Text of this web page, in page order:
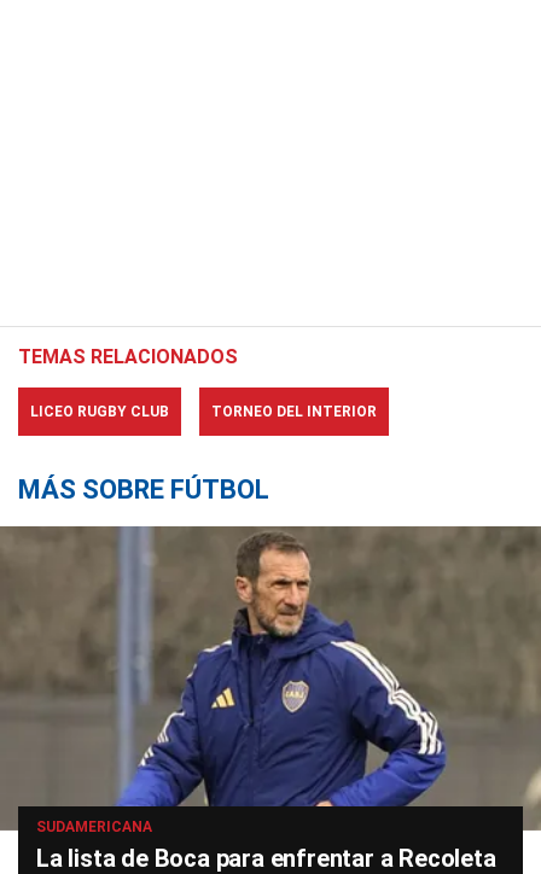
TEMAS RELACIONADOS
LICEO RUGBY CLUB TORNEO DEL INTERIOR
MÁS SOBRE FÚTBOL
SUDAMERICANA
La lista de Boca para enfrentar a Recoleta